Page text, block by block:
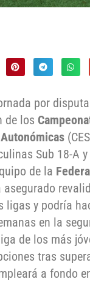
por
de los
Sub 18-A
de la
asegurado
ligas y podría
en la
de los más
tras
a fondo